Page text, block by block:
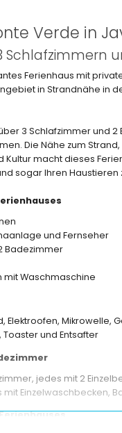
Verde in
Schlafzimmern
Ferienhaus mit
in Strandnähe in
3 Schlafzimmer und
Die Nähe zum
Kultur macht dieses
sogar Ihren Haustieren
und Fernseher
Badezimmer
mit Waschmaschine
Elektroofen, Mikrowelle,
Toaster und Entsafter
jedes mit 2
mit Einzelwaschbecken,